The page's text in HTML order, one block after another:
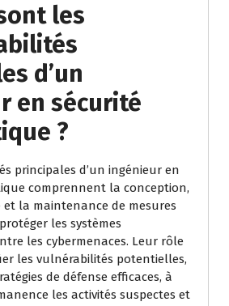
les
d’un
en sécurité
?
principales d’un ingénieur en
comprennent la conception,
la maintenance de mesures
les systèmes
les cybermenaces. Leur rôle
les vulnérabilités potentielles,
de défense efficaces, à
les activités suspectes et